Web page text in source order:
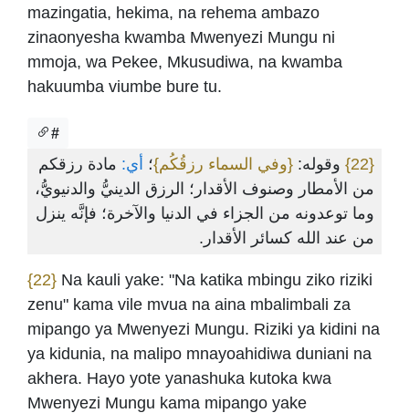
mazingatia, hekima, na rehema ambazo
zinaonyesha kwamba Mwenyezi Mungu ni
mmoja, wa Pekee, Mkusudiwa, na kwamba
hakuumba viumbe bure tu.
#
{22} وقوله: {وفي السماء رزقُكُم}؛ أي: مادة رزقكم
من الأمطار وصنوف الأقدار؛ الرزق الدينيُّ والدنيويُّ،
وما توعدونه من الجزاء في الدنيا والآخرة؛ فإنَّه ينزل
من عند الله كسائر الأقدار.
{22} Na kauli yake: "Na katika mbingu ziko riziki
zenu" kama vile mvua na aina mbalimbali za
mipango ya Mwenyezi Mungu. Riziki ya kidini na
ya kidunia, na malipo mnayoahidiwa duniani na
akhera. Hayo yote yanashuka kutoka kwa
Mwenyezi Mungu kama mipango yake